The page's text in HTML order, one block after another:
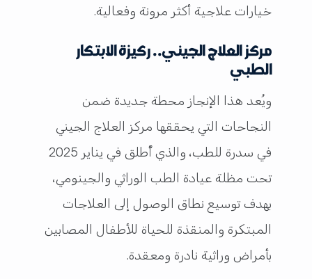
خيارات علاجية أكثر مرونة وفعالية.
مركز العلاج الجيني.. ركيزة الابتكار
الطبي
ويُعد هذا الإنجاز محطة جديدة ضمن
النجاحات التي يحققها مركز العلاج الجيني
في سدرة للطب، والذي أُطلق في يناير 2025
تحت مظلة عيادة الطب الوراثي والجينومي،
بهدف توسيع نطاق الوصول إلى العلاجات
المبتكرة والمنقذة للحياة للأطفال المصابين
بأمراض وراثية نادرة ومعقدة.